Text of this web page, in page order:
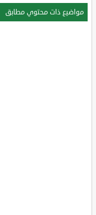
مواضيع ذات محتوي مطابق